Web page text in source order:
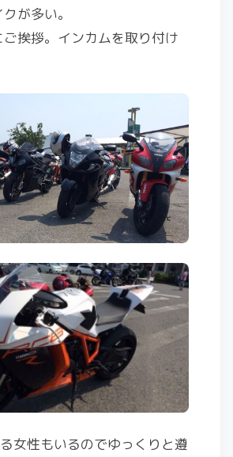
が多い。
挨拶。インカムを取り付け
女性もいるのでゆっくりと遵